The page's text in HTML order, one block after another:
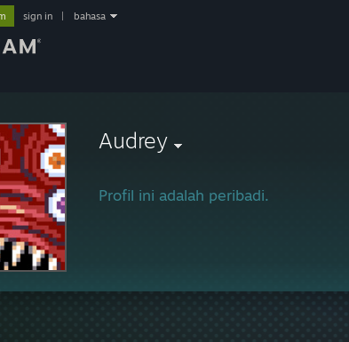
sign in bahasa
Audrey
Profil ini adalah peribadi.